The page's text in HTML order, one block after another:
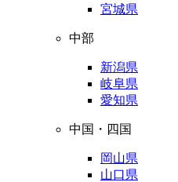
宮城県
中部
新潟県
岐阜県
愛知県
中国・四国
岡山県
山口県